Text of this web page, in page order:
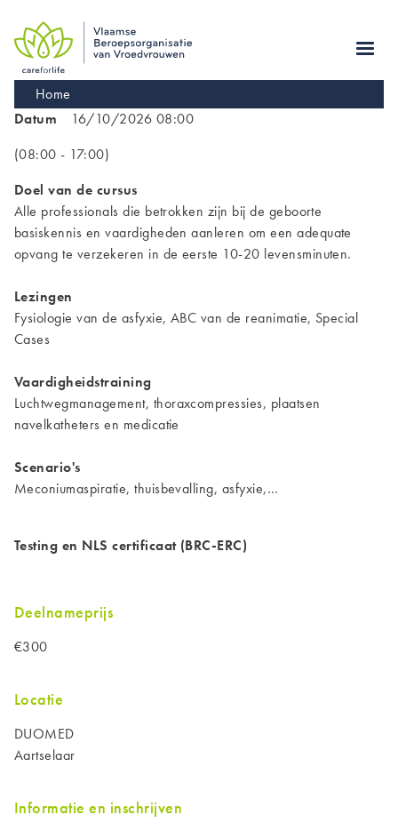
main
navigation
Kruimelpad
Home
Datum
16/10/2026 08:00
(08:00 - 17:00)
Doel van de cursus
Alle professionals die betrokken zijn bij de geboorte
basiskennis en vaardigheden aanleren om een adequate
opvang te verzekeren in de eerste 10-20 levensminuten.
Lezingen
Fysiologie van de asfyxie, ABC van de reanimatie, Special
Cases
Vaardigheidstraining
Luchtwegmanagement, thoraxcompressies, plaatsen
navelkatheters en medicatie
Scenario's
Meconiumaspiratie, thuisbevalling, asfyxie,…
Testing en NLS certificaat (BRC-ERC)
Deelnameprijs
€300
Locatie
DUOMED
Aartselaar
Informatie en inschrijven